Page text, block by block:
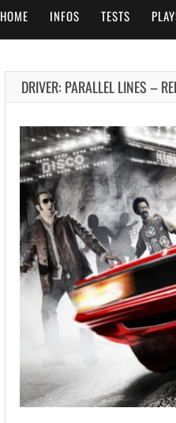
HOME INFOS TESTS
DRIVER: PARALLEL LINES –